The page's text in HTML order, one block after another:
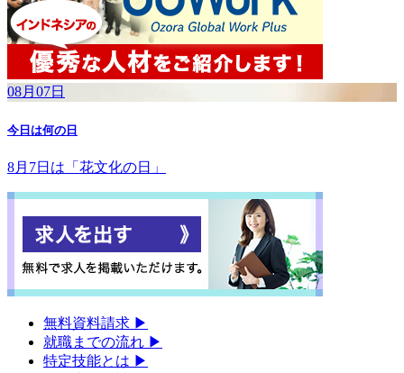
08月07日
今日は何の日
8月7日は「花文化の日」
無料資料請求 ▶︎
就職までの流れ ▶︎
特定技能とは ▶︎